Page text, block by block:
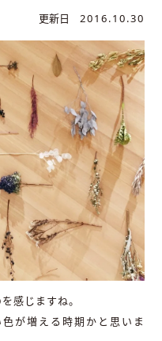
更新日 2016.10.30
感じますね。
が増える時期かと思いま